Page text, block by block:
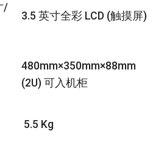
/
3.5 英寸全彩 LCD (触摸屏)
480mm×350mm×88mm
(2U) 可入机柜
5.5 Kg